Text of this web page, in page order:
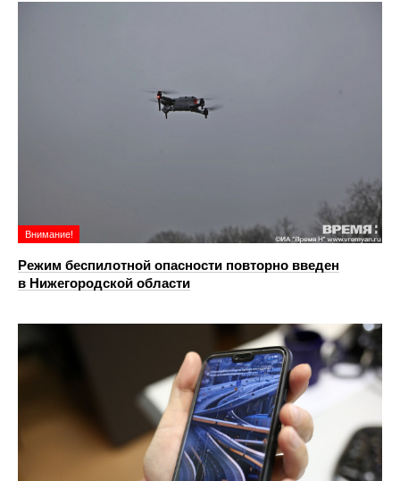
Внимание!
Режим беспилотной опасности повторно введен
в Нижегородской области